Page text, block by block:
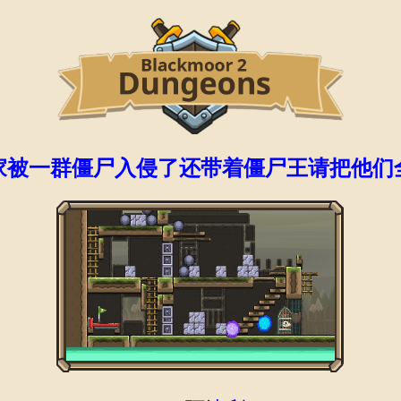
被一群僵尸入侵了还带着僵尸王请把他们